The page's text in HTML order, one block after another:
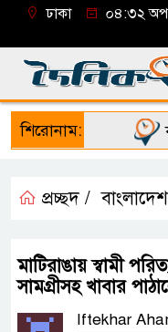
ঢাকা
০৪:৩২
শিরোনাম:
প্রচ্ছদ / বাংলাদেশ
মাটিরাঙায় স্বামী
সামগ্রীসহ খাবার
Iftekhar